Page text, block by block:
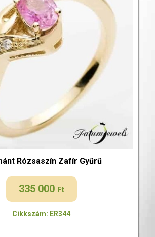
Rózsaszín Zafír Gyűrű
335 000 Ft
Cikkszám: ER344